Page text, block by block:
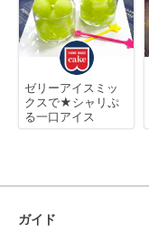
ゼリーアイスミッ
クスで★シャリぷ
る一口アイス
ガイド